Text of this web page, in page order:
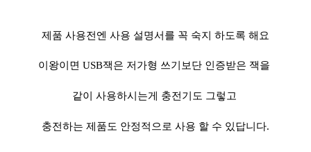
제품 사용전엔 사용 설명서를 꼭 숙지 하도록 해요
이왕이면 USB잭은 저가형 쓰기보단 인증받은 잭을
같이 사용하시는게 충전기도 그렇고
충전하는 제품도 안정적으로 사용 할 수 있답니다.